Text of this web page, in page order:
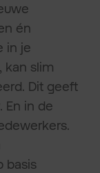
én
in je
kan slim
Dit geeft
En in de
basis